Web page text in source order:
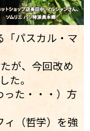
「パスカル・マ
が、今回改め
た。
った・・・）方
ィ（哲学）を強